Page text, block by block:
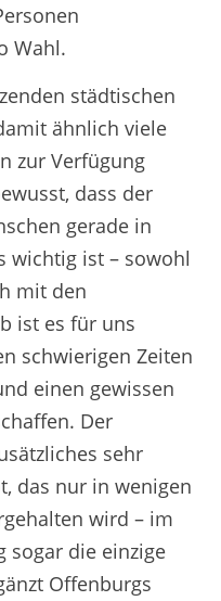
Wahl.
städtischen
ähnlich viele
zur Verfügung
dass der
gerade in
wichtig ist – sowohl
mit den
ist es für uns
schwierigen Zeiten
einen gewissen
Der
sehr
das nur in wenigen
wird – im
sogar die einzige
Offenburgs